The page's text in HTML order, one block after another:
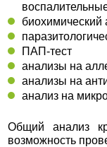
биохимический
ПАП-тест
анализы на
анализы на
анализ на
Общий анализ
возможность